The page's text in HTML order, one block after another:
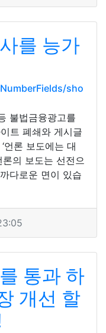
를 능가
sho
불법금융광고를
트 폐쇄와 게시글
언론 보도에는 대
의 보도는 선전으
다로운 면이 있습
통과 하
개선 할